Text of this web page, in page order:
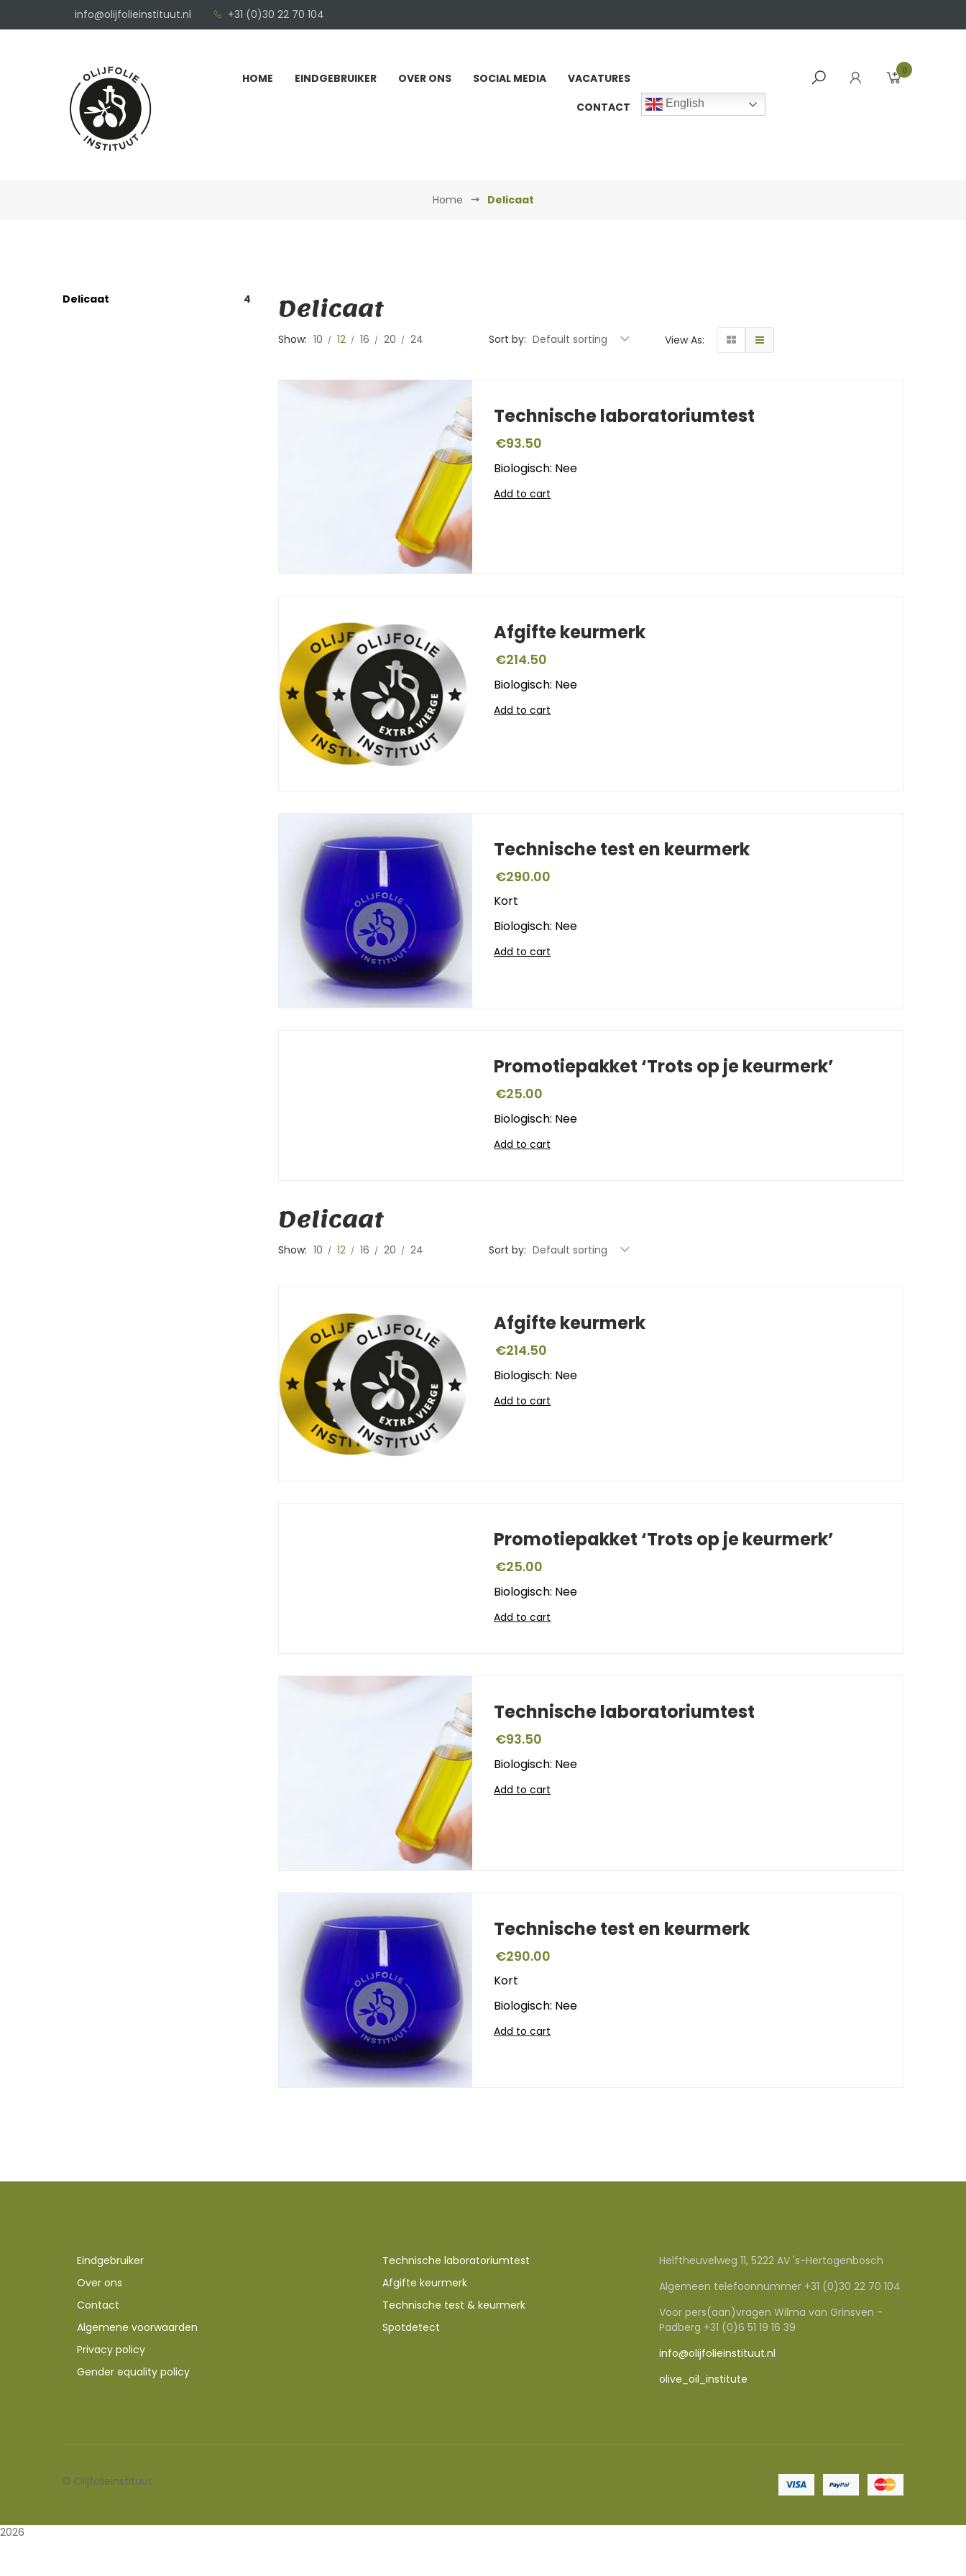
info@olijfolieinstituut.nl +31 (0)30 22 70 104
HOME EINDGEBRUIKER OVER ONS SOCIAL MEDIA
VACATURES
CONTACT
English
0
Home Delicaat
Delicaat 4 Delicaat
Show: 10 12 16 20 24 Sort by: Default sorting View As:
Technische laboratoriumtest
€93.50
Biologisch: Nee
Add to cart
Afgifte keurmerk
€214.50
Biologisch: Nee
Add to cart
Technische test en keurmerk
€290.00
Kort
Biologisch: Nee
Add to cart
Promotiepakket ‘Trots op je keurmerk’
€25.00
Biologisch: Nee
Add to cart
Delicaat
Show: 10 12 16 20 24 Sort by: Default sorting
Afgifte keurmerk
€214.50
Biologisch: Nee
Add to cart
Promotiepakket ‘Trots op je keurmerk’
€25.00
Biologisch: Nee
Add to cart
Technische laboratoriumtest
€93.50
Biologisch: Nee
Add to cart
Technische test en keurmerk
€290.00
Kort
Biologisch: Nee
Add to cart
Eindgebruiker
Over ons
Contact
Algemene voorwaarden
Privacy policy
Gender equality policy
Technische laboratoriumtest
Afgifte keurmerk
Technische test & keurmerk
Spotdetect
Helftheuvelweg 11, 5222 AV 's-Hertogenbosch
Algemeen telefoonnummer +31 (0)30 22 70 104
Voor pers(aan)vragen Wilma van Grinsven -
Padberg +31 (0)6 51 19 16 39
info@olijfolieinstituut.nl
olive_oil_institute
© Olijfolieinstituut
2026